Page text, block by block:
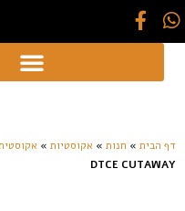
דף הבית » חנות » אקוסטיות »
DTCE CUTAWAY